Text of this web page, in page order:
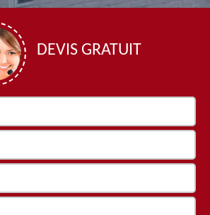
DEVIS GRATUIT